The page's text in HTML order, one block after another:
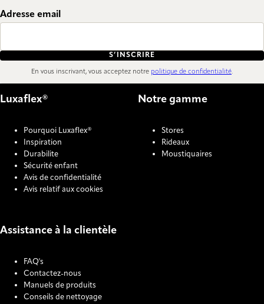
Adresse email
S’INSCRIRE
En vous inscrivant, vous acceptez notre politique de confidentialité.
Luxaflex®
Pourquoi Luxaflex®
Inspiration
Durabilite
Sécurité enfant
Avis de confidentialité
Avis relatif aux cookies
Notre gamme
Stores
Rideaux
Moustiquaires
Assistance à la clientèle
FAQ's
Contactez-nous
Manuels de produits
Conseils de nettoyage